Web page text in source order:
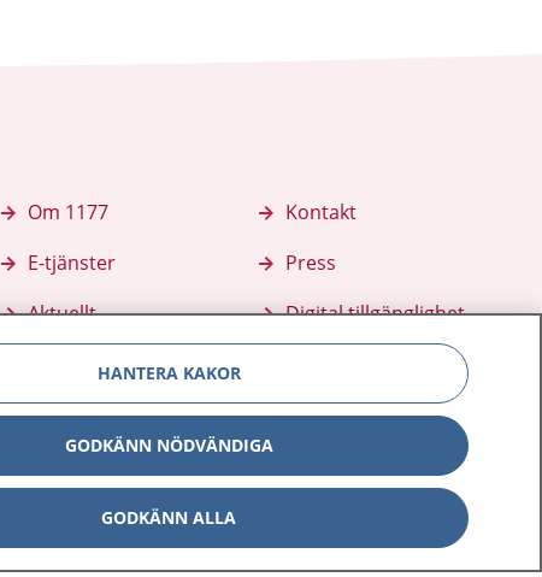
Om 1177
E-tjänster
Aktuellt
Kontakt
Press
Digital tillgänglighet
Inställningar för kakor
HANTERA KAKOR
GODKÄNN NÖDVÄNDIGA
GODKÄNN ALLA